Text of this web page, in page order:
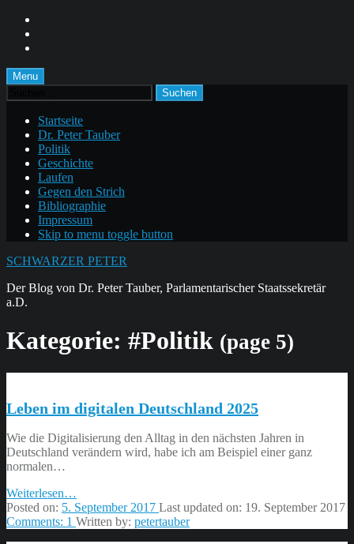
content
footer
Menu
Suchen
nach:
Startseite
Dr. Peter Tauber
Politik
Geschichte
Laufen
Gegen den Strich
Bibliographie
Impressum
Skip to menu toggle button
SCHWARZER PETER
Der Blog von Dr. Peter Tauber, Parlamentarischer Staatssekretär
a.D.
Kategorie: #Politik (page 5)
Leben im digitalen Deutschland 2025
Wie die Digitalisierung den Alltag in den nächsten Jahren in
Deutschland verändern wird, habe ich am Beispiel einer ganz
normalen…
Weiterlesen
im
digitalen
…
Posted on: 5. September 2017 Last updated on: 19. September 2017
Comments: 1 Written by: petertauber